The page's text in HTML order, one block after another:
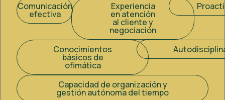
Comunicación
efectiva
Experiencia
en atención
al cliente y
negociación
Conocimientos
básicos de
ofimática
Capacidad de organización y
gestión autónoma del tiempo